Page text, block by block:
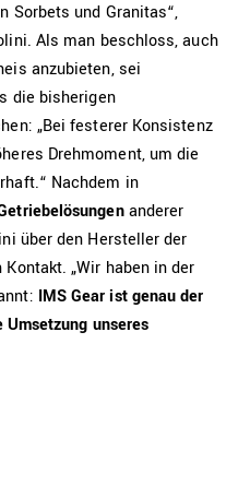
Sorbets und Granitas“,
Als man beschloss, auch
anzubieten, sei
die bisherigen
„Bei festerer Konsistenz
Drehmoment, um die
Nachdem in
anderer
über den Hersteller der
„Wir haben in der
IMS Gear ist genau der
unseres